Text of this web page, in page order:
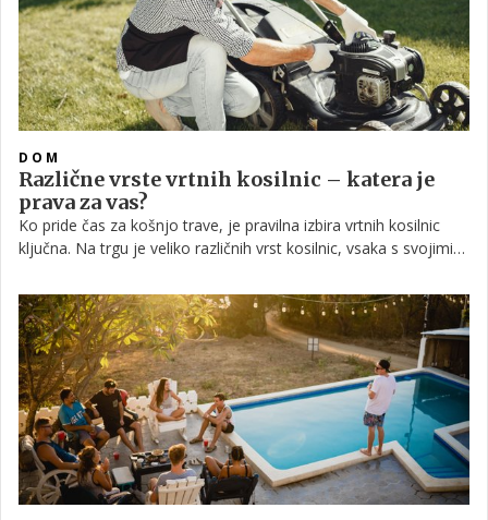
DOM
Različne vrste vrtnih kosilnic – katera je
prava za vas?
Ko pride čas za košnjo trave, je pravilna izbira vrtnih kosilnic
ključna. Na trgu je veliko različnih vrst kosilnic, vsaka s svojimi
kosilnice odvisna od vašega vrta, vaših fizičnih zmožnosti,
okolja in proračuna. Pestra ponudba vam lahko olajša izbiro.